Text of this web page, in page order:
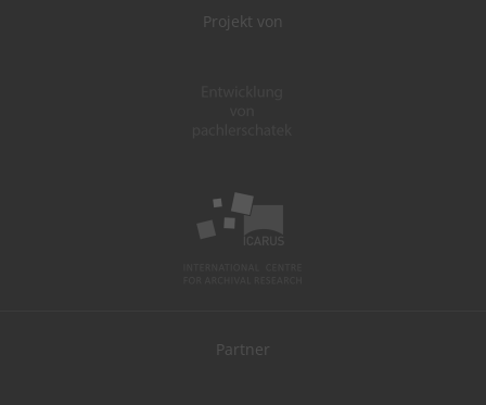
Projekt von
Partner